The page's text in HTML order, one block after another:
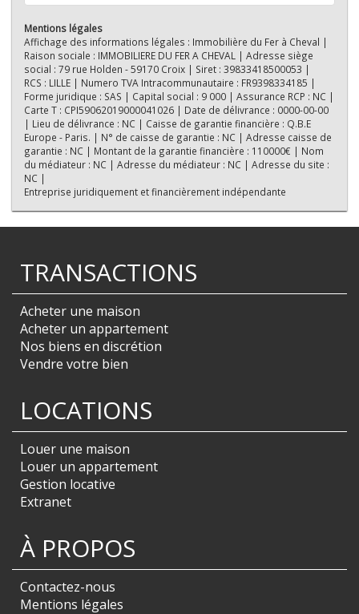
Mentions légales
Affichage des informations légales : Immobilière du Fer à Cheval |
Raison sociale : IMMOBILIERE DU FER A CHEVAL | Adresse siège
social : 79 rue Holden - 59170 Croix | Siret : 39833418500053 |
RCS : LILLE | Numero TVA Intracommunautaire : FR9398334185 |
Forme juridique : SAS | Capital social : 9 000 | Assurance RCP : NC |
Carte T : CPI59062019000041026 | Date de délivrance : 0000-00-00
| Lieu de délivrance : NC | Caisse de garantie financière : Q.B.E
Europe - Paris. | N° de caisse de garantie : NC | Adresse caisse de
garantie : NC | Montant de la garantie financière : 110000€ | Nom
du médiateur : NC | Adresse du médiateur : NC | Adresse du site :
NC |
Entreprise juridiquement et financièrement indépendante
TRANSACTIONS
Acheter une maison
Acheter un appartement
Nos biens en discrétion
Vendre votre bien
LOCATIONS
Louer une maison
Louer un appartement
Gestion locative
Extranet
À PROPOS
Contactez-nous
Mentions légales